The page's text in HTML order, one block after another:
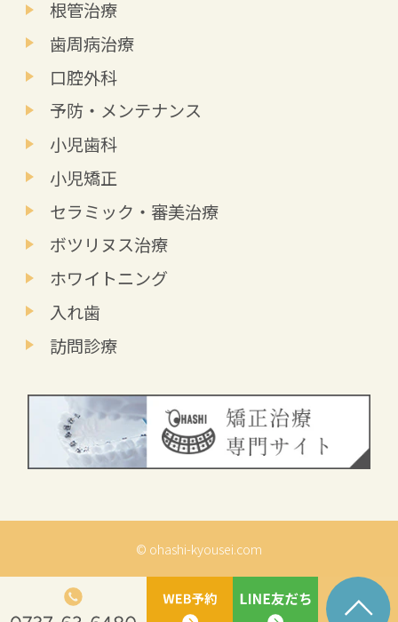
根管治療
歯周病治療
口腔外科
予防・メンテナンス
小児歯科
小児矯正
セラミック・審美治療
ボツリヌス治療
ホワイトニング
入れ歯
訪問診療
© ohashi-kyousei.com